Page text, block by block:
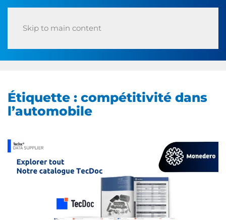
Skip to main content
Étiquette : compétitivité dans
l’automobile